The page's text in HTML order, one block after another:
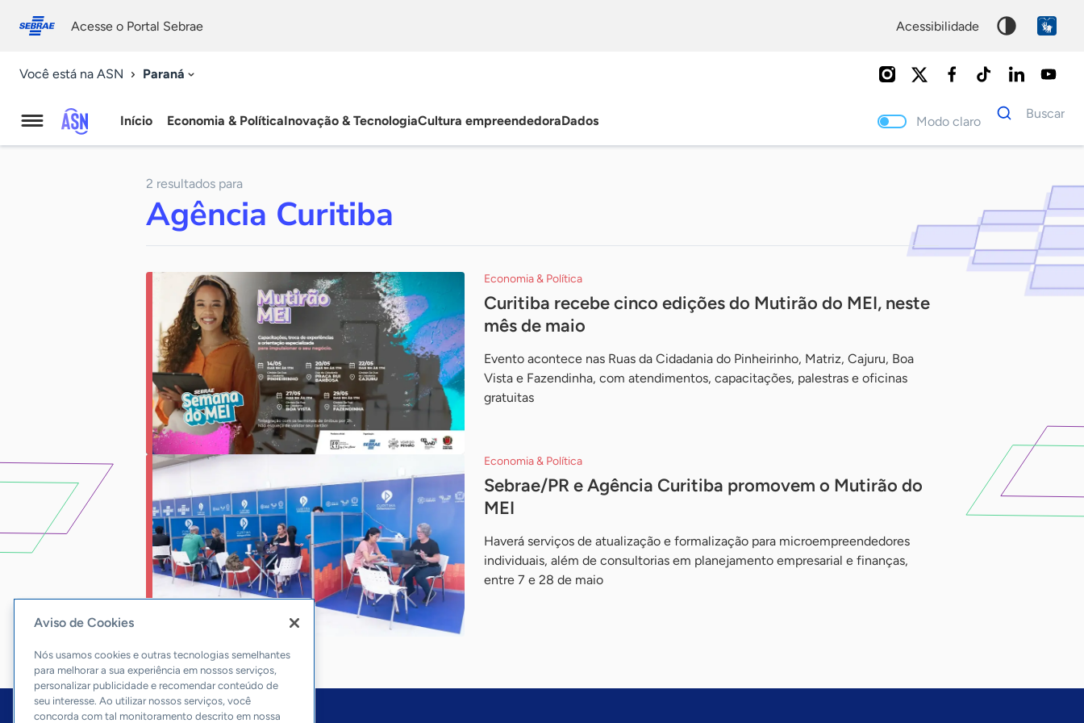
conosco
Acesse o Portal Sebrae acessibilidade
Você está na ASN Paraná
Agência
Notícias
Início Economia & PolíticaInovação & TecnologiaCultura empreendedoraDados Modo claro
Dados
para
Buscar
2 resultados para
Agência Curitiba
Economia & Política
Curitiba recebe cinco edições do Mutirão do MEI, neste
mês de maio
Evento acontece nas Ruas da Cidadania do Pinheirinho, Matriz, Cajuru, Boa
Vista e Fazendinha, com atendimentos, capacitações, palestras e oficinas
gratuitas
Economia & Política
Sebrae/PR e Agência Curitiba promovem o Mutirão do
MEI
Haverá serviços de atualização e formalização para microempreendedores
individuais, além de consultorias em planejamento empresarial e finanças,
entre 7 e 28 de maio
Aviso de Cookies
Nós usamos cookies e outras tecnologias semelhantes
para melhorar a sua experiência em nossos serviços,
personalizar publicidade e recomendar conteúdo de
seu interesse. Ao utilizar nossos serviços, você
concorda com tal monitoramento descrito em nossa